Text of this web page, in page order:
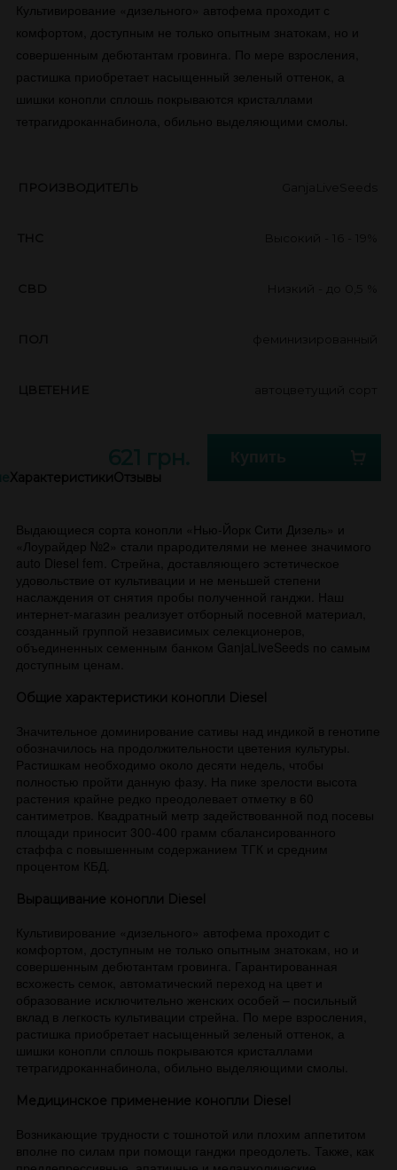
Культивирование «дизельного» автофема проходит с
комфортом, доступным не только опытным знатокам, но и
совершенным дебютантам гровинга. По мере взросления,
растишка приобретает насыщенный зеленый оттенок, а
шишки конопли сплошь покрываются кристаллами
тетрагидроканнабинола, обильно выделяющими смолы.
ХарактеристикиОтзывы
Выдающиеся сорта конопли «Нью-Йорк Сити Дизель» и
«Лоурайдер №2» стали прародителями не менее значимого
auto Diesel fem. Стрейна, доставляющего эстетическое
удовольствие от культивации и не меньшей степени
наслаждения от снятия пробы полученной ганджи. Наш
интернет-магазин реализует отборный посевной материал,
созданный группой независимых селекционеров,
объединенных семенным банком GanjaLiveSeeds по самым
доступным ценам.
Общие характеристики конопли Diesel
Значительное доминирование сативы над индикой в генотипе
обозначилось на продолжительности цветения культуры.
Растишкам необходимо около десяти недель, чтобы
полностью пройти данную фазу. На пике зрелости высота
растения крайне редко преодолевает отметку в 60
сантиметров. Квадратный метр задействованной под посевы
площади приносит 300-400 грамм сбалансированного
стаффа с повышенным содержанием ТГК и средним
процентом КБД.
Выращивание конопли Diesel
Культивирование «дизельного» автофема проходит с
комфортом, доступным не только опытным знатокам, но и
совершенным дебютантам гровинга. Гарантированная
всхожесть семок, автоматический переход на цвет и
образование исключительно женских особей – посильный
вклад в легкость культивации стрейна. По мере взросления,
растишка приобретает насыщенный зеленый оттенок, а
шишки конопли сплошь покрываются кристаллами
тетрагидроканнабинола, обильно выделяющими смолы.
Медицинское применение конопли Diesel
Возникающие трудности с тошнотой или плохим аппетитом
вполне по силам при помощи ганджи преодолеть. Также, как